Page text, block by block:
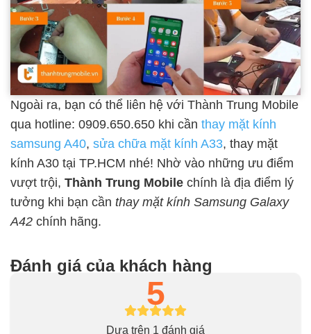
Ngoài ra, bạn có thể liên hệ với Thành Trung Mobile
qua hotline: 0909.650.650 khi cần thay mặt kính
samsung A40, sửa chữa mặt kính A33, thay mặt
kính A30 tại TP.HCM nhé! Nhờ vào những ưu điểm
vượt trội, Thành Trung Mobile chính là địa điểm lý
tưởng khi bạn cần thay mặt kính Samsung Galaxy
A42 chính hãng.
Đánh giá của khách hàng
5
Dựa trên 1 đánh giá